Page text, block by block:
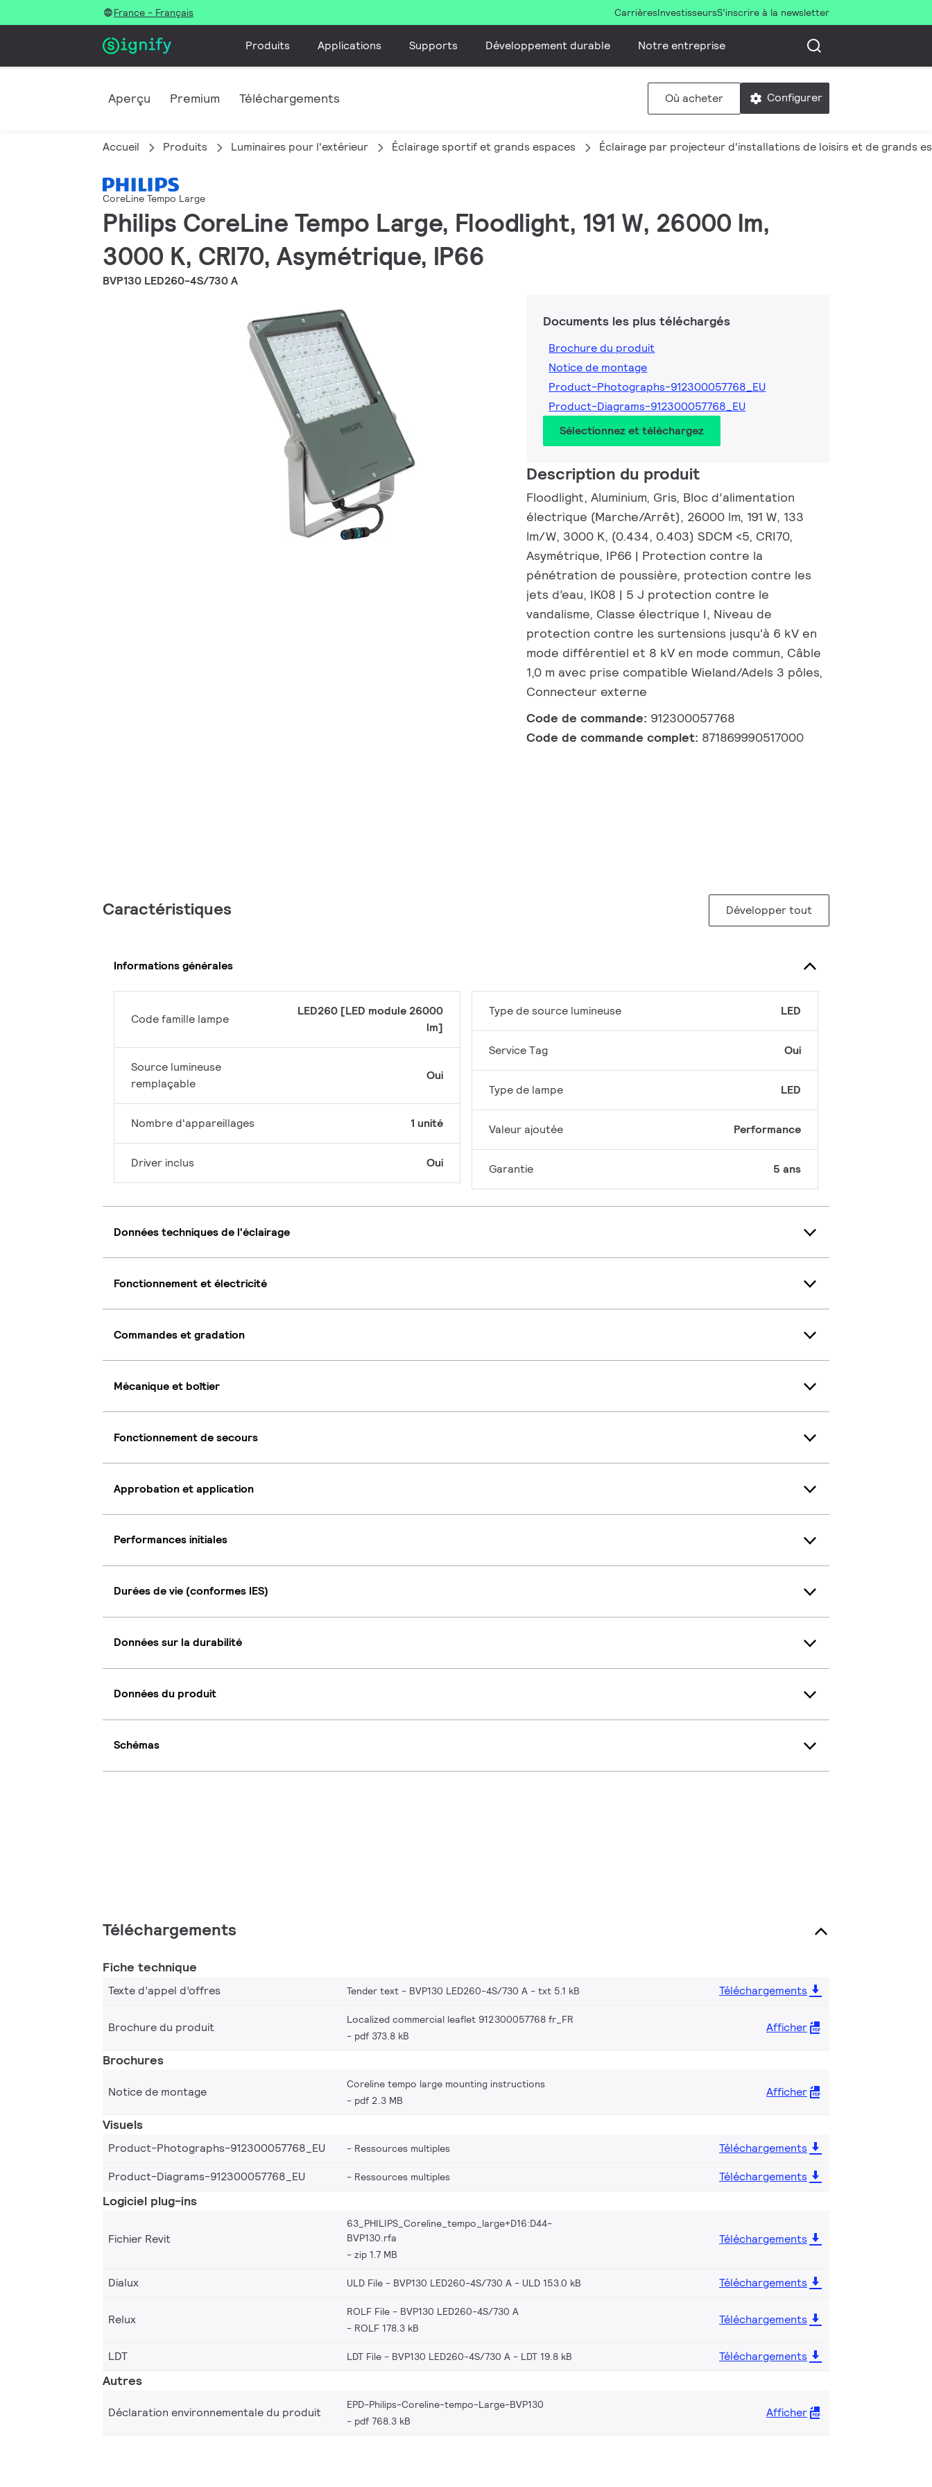
France - Français CarrièresInvestisseursS’inscrire à la newsletter
Produits Applications Supports Développement durable Notre entreprise
Aperçu Premium Téléchargements Où acheter Configurer
Accueil Produits Luminaires pour l'extérieur Éclairage sportif et grands espaces Éclairage par projecteur d'installations de loisirs et de grands
CoreLine Tempo Large
Philips CoreLine Tempo Large, Floodlight, 191 W, 26000 lm,
3000 K, CRI70, Asymétrique, IP66
BVP130 LED260-4S/730 A
Documents les plus téléchargés
Brochure du produit
Notice de montage
Product-Photographs-912300057768_EU
Product-Diagrams-912300057768_EU
Sélectionnez et téléchargez
Description du produit
Floodlight, Aluminium, Gris, Bloc d’alimentation
électrique (Marche/Arrêt), 26000 lm, 191 W, 133
lm/W, 3000 K, (0.434, 0.403) SDCM <5, CRI70,
Asymétrique, IP66 | Protection contre la
pénétration de poussière, protection contre les
jets d’eau, IK08 | 5 J protection contre le
vandalisme, Classe électrique I, Niveau de
protection contre les surtensions jusqu'à 6 kV en
mode différentiel et 8 kV en mode commun, Câble
1,0 m avec prise compatible Wieland/Adels 3 pôles,
Connecteur externe
Code de commande: 912300057768
Code de commande complet: 871869990517000
Caractéristiques Développer tout
Informations générales
Code famille lampe
LED260 [LED module 26000
lm]
Source lumineuse
remplaçable
Oui
Nombre d'appareillages 1 unité
Driver inclus Oui
Type de source lumineuse LED
Service Tag Oui
Type de lampe LED
Valeur ajoutée Performance
Garantie 5 ans
Données techniques de l'éclairage
Fonctionnement et électricité
Commandes et gradation
Mécanique et boîtier
Fonctionnement de secours
Approbation et application
Performances initiales
Durées de vie (conformes IES)
Données sur la durabilité
Données du produit
Schémas
Téléchargements
Fiche technique
Texte d’appel d’offres Tender text - BVP130 LED260-4S/730 A txt 5.1 kB Téléchargements
Brochure du produit
Localized commercial leaflet 912300057768 fr_FR
pdf 373.8 kB
Afficher
Brochures
Notice de montage
Coreline tempo large mounting instructions
pdf 2.3 MB
Afficher
Visuels
Product-Photographs-912300057768_EU Ressources multiples
Téléchargements
Product-Diagrams-912300057768_EU
Ressources multiples Téléchargements
Logiciel plug-ins
Fichier Revit
63_PHILIPS_Coreline_tempo_large+D16:D44-
BVP130.rfa
zip 1.7 MB
Téléchargements
Dialux ULD File - BVP130 LED260-4S/730 A ULD 153.0 kB Téléchargements
Relux
ROLF File - BVP130 LED260-4S/730 A
ROLF 178.3 kB
Téléchargements
LDT LDT File - BVP130 LED260-4S/730 A LDT 19.8 kB Téléchargements
Autres
Déclaration environnementale du produit
EPD-Philips-Coreline-tempo-Large-BVP130
pdf 768.3 kB
Afficher